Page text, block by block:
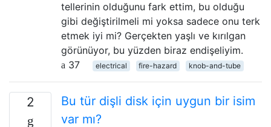
tellerinin olduğunu fark ettim, bu olduğu
gibi değiştirilmeli mi yoksa sadece onu terk
etmek iyi mi? Gerçekten yaşlı ve kırılgan
görünüyor, bu yüzden biraz endişeliyim.
37
electrical fire-hazard knob-and-tube
2
Bu tür dişli disk için uygun bir isim
var mı?